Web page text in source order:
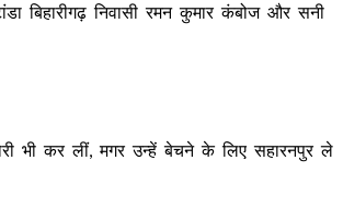
बिहारीगढ़ निवासी रमन कुमार कंबोज और सनी
भी कर लीं, मगर उन्हें बेचने के लिए सहारनपुर ले